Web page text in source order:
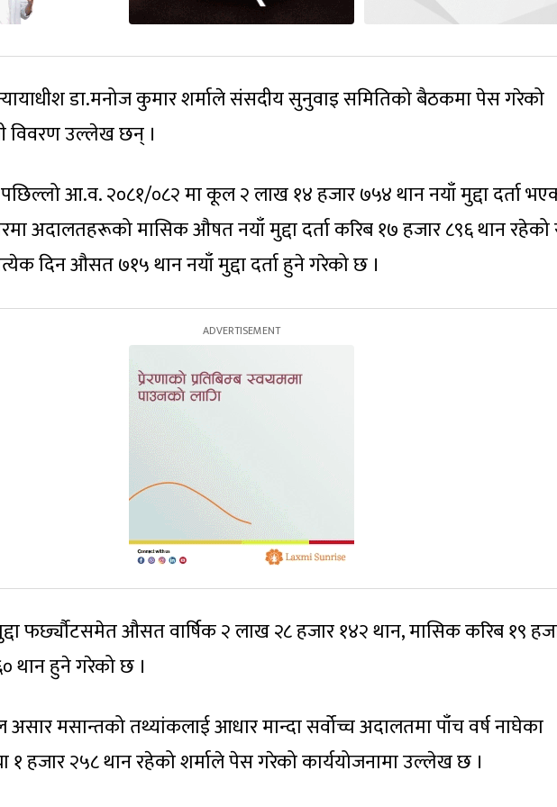
डा.मनोज कुमार शर्माले संसदीय सुनुवाइ समितिको बैठकमा पेस गरेको
विवरण उल्लेख छन् ।
आ.व. २०८१/०८२ मा कूल २ लाख १४ हजार ७५४ थान नयाँ मुद्दा दर्ता
अदालतहरूको मासिक औषत नयाँ मुद्दा दर्ता करिब १७ हजार ८९६ थान रहेको
दिन औसत ७१५ थान नयाँ मुद्दा दर्ता हुने गरेको छ ।
फर्छ्यौटसमेत औसत वार्षिक २ लाख २८ हजार १४२ थान, मासिक करिब १९
थान हुने गरेको छ ।
मसान्तको तथ्यांकलाई आधार मान्दा सर्वोच्च अदालतमा पाँच वर्ष नाघेका
१ हजार २५८ थान रहेको शर्माले पेस गरेको कार्ययोजनामा उल्लेख छ ।